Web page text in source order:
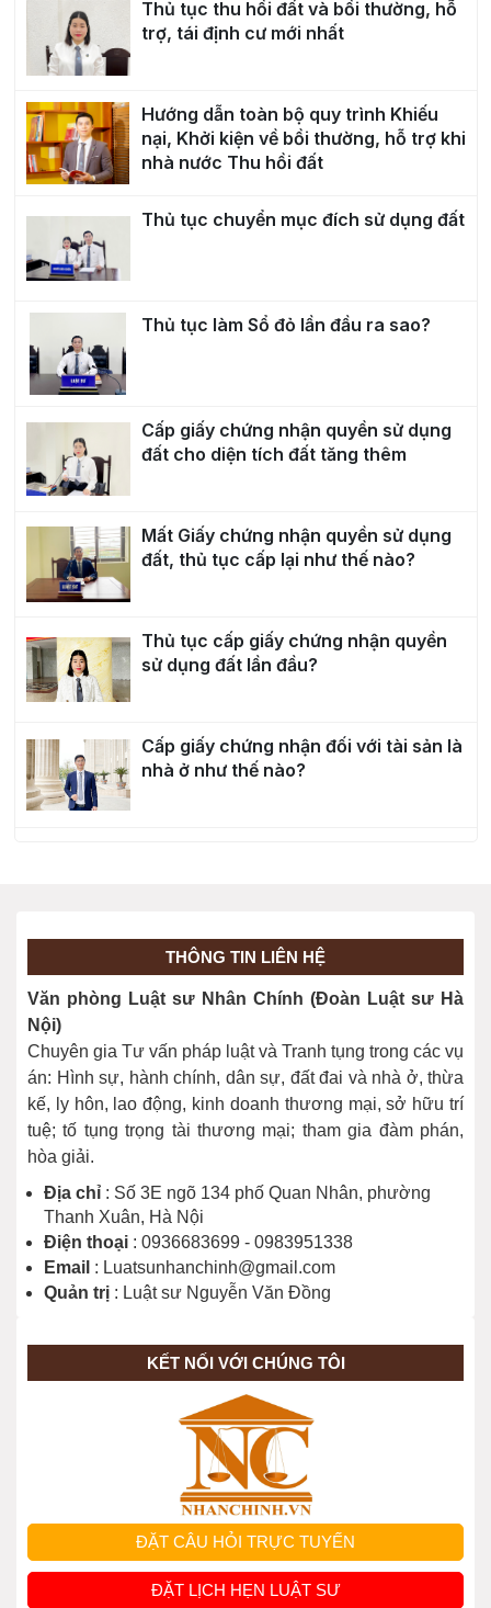
Thủ tục thu hồi đất và bồi thường, hỗ
trợ, tái định cư mới nhất
Hướng dẫn toàn bộ quy trình Khiếu
nại, Khởi kiện về bồi thường, hỗ trợ khi
nhà nước Thu hồi đất
Thủ tục chuyển mục đích sử dụng đất
Thủ tục làm Sổ đỏ lần đầu ra sao?
Cấp giấy chứng nhận quyền sử dụng
đất cho diện tích đất tăng thêm
Mất Giấy chứng nhận quyền sử dụng
đất, thủ tục cấp lại như thế nào?
Thủ tục cấp giấy chứng nhận quyền
sử dụng đất lần đầu?
Cấp giấy chứng nhận đối với tài sản là
nhà ở như thế nào?
Điều kiện cấp Sổ đỏ với diện tích đất
tăng thêm như thế nào?
Thủ tục cấp sổ đỏ lần đầu cho “đất
xen kẹt”
Thủ tục tách thửa đất được thực hiện
thế nào?
Được đền bù ra sao khi xây mới nhà
tập thể?
Thủ tục chuyển đổi mục đích sử dụng
Cấp Sổ đỏ cho đất sử dụng trước 01-
THÔNG TIN LIÊN HỆ
Văn phòng Luật sư Nhân Chính (Đoàn Luật sư Hà
Nội)
Chuyên gia Tư vấn pháp luật và Tranh tụng trong các vụ
án: Hình sự, hành chính, dân sự, đất đai và nhà ở, thừa
kế, ly hôn, lao động, kinh doanh thương mại, sở hữu trí
tuệ; tố tụng trọng tài thương mại; tham gia đàm phán,
hòa giải.
Địa chỉ : Số 3E ngõ 134 phố Quan Nhân, phường
Thanh Xuân, Hà Nội
Điện thoại : 0936683699 - 0983951338
Email : Luatsunhanchinh@gmail.com
Quản trị : Luật sư Nguyễn Văn Đồng
KẾT NỐI VỚI CHÚNG TÔI
ĐẶT CÂU HỎI TRỰC TUYẾN
ĐẶT LỊCH HẸN LUẬT SƯ